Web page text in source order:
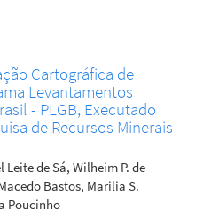
Cartográfica de
Levantamentos
- PLGB, Executado
de Recursos Minerais
de Sá, Wilheim P. de
Bastos, Marilia S.
Poucinho